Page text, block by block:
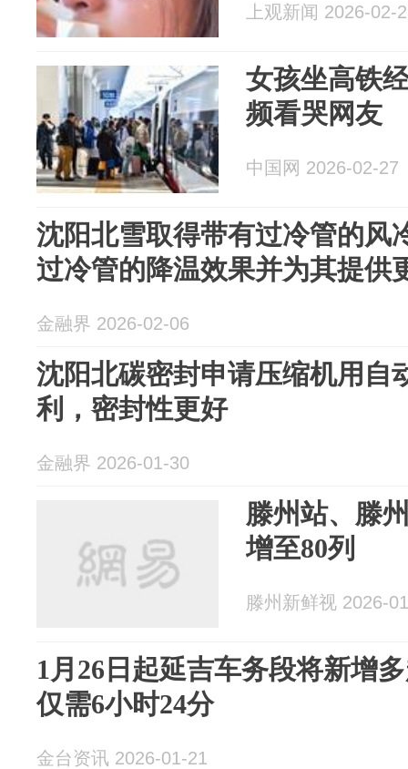
上观新闻 2026-02-
女孩坐高铁
频看哭网友
中国网 2026-02-27
沈阳北雪取得带有过冷管的风
过冷管的降温效果并为其提供
金融界 2026-02-06
沈阳北碳密封申请压缩机用自
利，密封性更好
金融界 2026-01-30
滕州站、滕
增至80列
滕州新鲜视 2026-
1月26日起延吉车务段将新增
仅需6小时24分
金台资讯 2026-01-21